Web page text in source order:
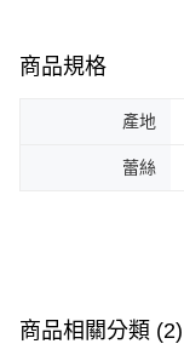
商品規格
產地
蕾絲
商品相關分類 (2)